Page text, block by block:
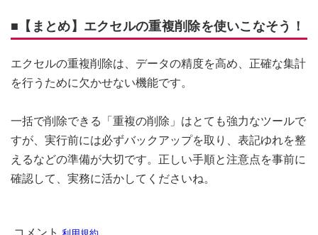
■【まとめ】エクセルの重複削除を使いこなそう！
エクセルの重複削除は、データの精度を高め、正確な集計
を行うために欠かせない機能です。
一括で削除できる「重複の削除」はとても強力なツールで
すが、実行前には必ずバックアップを取り、表記ゆれを整
えるなどの準備が大切です。正しい手順と注意点を事前に
確認して、実務に活かしてくださいね。